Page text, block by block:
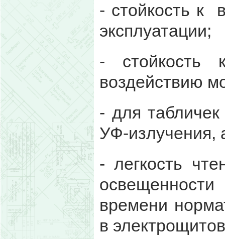
- стойкость к
эксплуатации;
- стойкость
воздействию
- для
УФ-излучения,
- легкость
времени
в